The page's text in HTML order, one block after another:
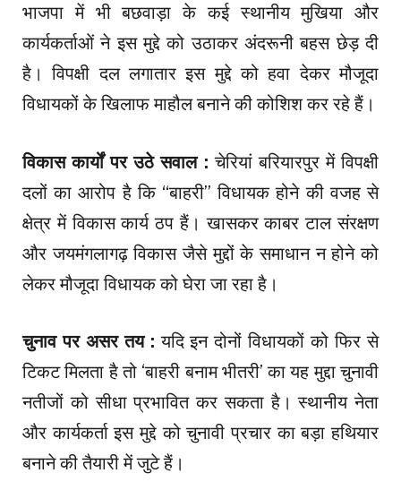
भाजपा में भी बछवाड़ा के कई स्थानीय मुखिया और
कार्यकर्ताओं ने इस मुद्दे को उठाकर अंदरूनी बहस छेड़ दी
है। विपक्षी दल लगातार इस मुद्दे को हवा देकर मौजूदा
विधायकों के खिलाफ माहौल बनाने की कोशिश कर रहे हैं।
विकास कार्यों पर उठे सवाल :चेरियां बरियारपुर में विपक्षी
दलों का आरोप है कि “बाहरी” विधायक होने की वजह से
क्षेत्र में विकास कार्य ठप हैं। खासकर काबर टाल संरक्षण
और जयमंगलागढ़ विकास जैसे मुद्दों के समाधान न होने को
लेकर मौजूदा विधायक को घेरा जा रहा है।
चुनाव पर असर तय :यदि इन दोनों विधायकों को फिर से
टिकट मिलता है तो ‘बाहरी बनाम भीतरी’ का यह मुद्दा चुनावी
नतीजों को सीधा प्रभावित कर सकता है। स्थानीय नेता
और कार्यकर्ता इस मुद्दे को चुनावी प्रचार का बड़ा हथियार
बनाने की तैयारी में जुटे हैं।